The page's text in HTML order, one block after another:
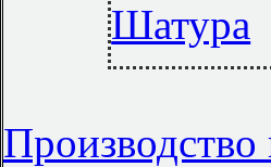
Шатура